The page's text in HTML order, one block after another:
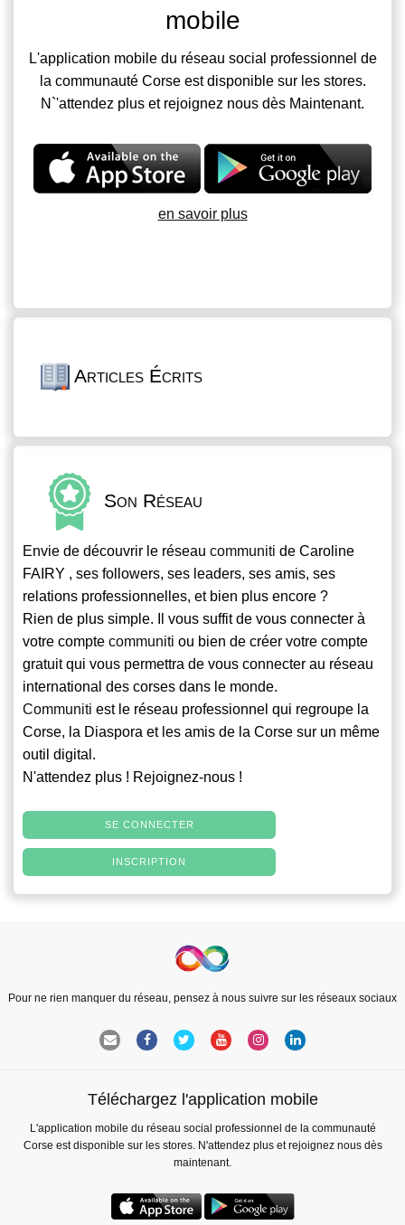
mobile
L'application mobile du réseau social professionnel de
la communauté Corse est disponible sur les stores.
N`'attendez plus et rejoignez nous dès Maintenant.
en savoir plus
Articles Écrits
Son Réseau
Envie de découvrir le réseau communiti de Caroline
FAIRY , ses followers, ses leaders, ses amis, ses
relations professionnelles, et bien plus encore ?
Rien de plus simple. Il vous suffit de vous connecter à
votre compte communiti ou bien de créer votre compte
gratuit qui vous permettra de vous connecter au réseau
international des corses dans le monde.
Communiti est le réseau professionnel qui regroupe la
Corse, la Diaspora et les amis de la Corse sur un même
outil digital.
N'attendez plus ! Rejoignez-nous !
SE CONNECTER
INSCRIPTION
Pour ne rien manquer du réseau, pensez à nous suivre sur les réseaux sociaux
Téléchargez l'application mobile
L'application mobile du réseau social professionnel de la communauté
Corse est disponible sur les stores. N'attendez plus et rejoignez nous dès
maintenant.